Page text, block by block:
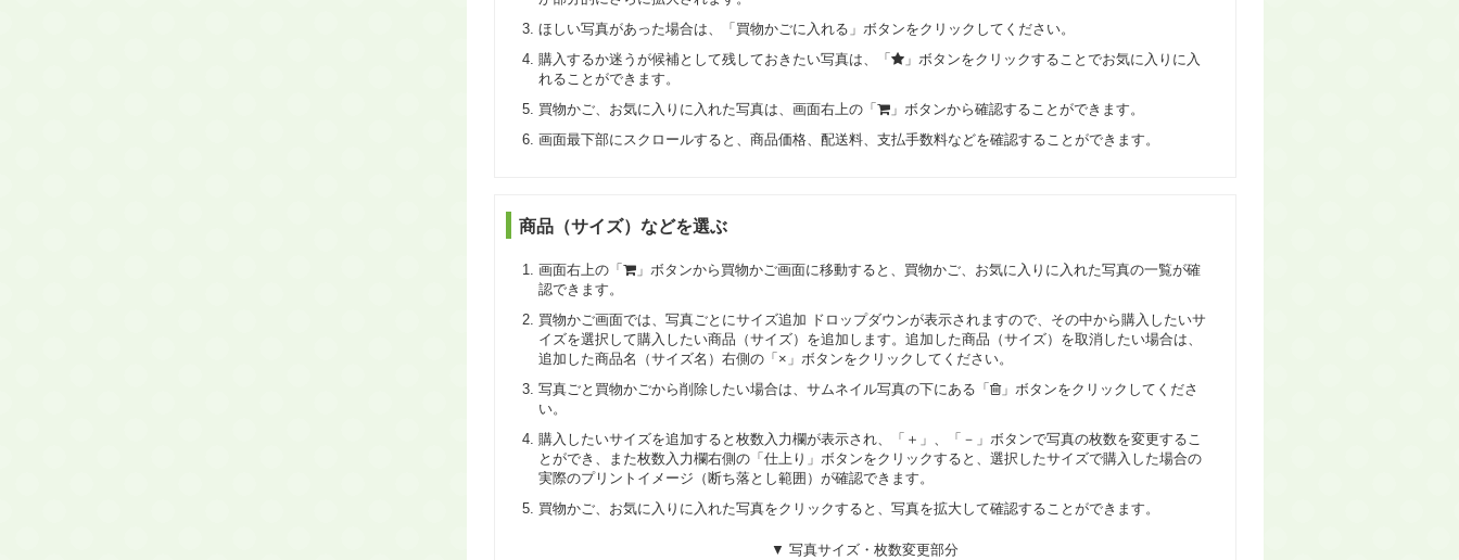
ほしい写真があった場合は、「買物かごに入れる」ボタンをクリックしてください。
購入するか迷うが候補として残しておきたい写真は、「
」ボタンをクリックすることでお気に入りに入
れることができます。
買物かご、お気に入りに入れた写真は、画面右上の「
」ボタンから確認することができます。
画面最下部にスクロールすると、商品価格、配送料、支払手数料などを確認することができます。
商品（サイズ）などを選ぶ
画面右上の「
」ボタンから買物かご画面に移動すると、買物かご、お気に入りに入れた写真の一覧が確
認できます。
買物かご画面では、写真ごとにサイズ追加 ドロップダウンが表示されますので、その中から購入したいサ
イズを選択して購入したい商品（サイズ）を追加します。追加した商品（サイズ）を取消したい場合は、
追加した商品名（サイズ名）右側の「×」ボタンをクリックしてください。
写真ごと買物かごから削除したい場合は、サムネイル写真の下にある「
」ボタンをクリックしてくださ
い。
購入したいサイズを追加すると枚数入力欄が表示され、「＋」、「－」ボタンで写真の枚数を変更するこ
とができ、また枚数入力欄右側の「仕上り」ボタンをクリックすると、選択したサイズで購入した場合の
実際のプリントイメージ（断ち落とし範囲）が確認できます。
買物かご、お気に入りに入れた写真をクリックすると、写真を拡大して確認することができます。
▼ 写真サイズ・枚数変更部分